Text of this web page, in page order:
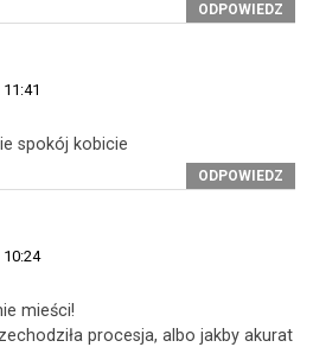
ODPOWIEDZ
spokój kobicie
ODPOWIEDZ
mieści!
procesja, albo jakby akurat